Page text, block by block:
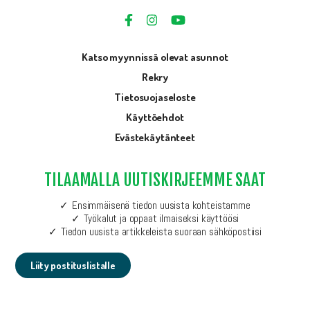
Katso myynnissä olevat asunnot
Rekry
Tietosuojaseloste
Käyttöehdot
Evästekäytänteet
TILAAMALLA UUTISKIRJEEMME SAAT
Ensimmäisenä tiedon uusista kohteistamme
Työkalut ja oppaat ilmaiseksi käyttöösi
Tiedon uusista artikkeleista suoraan sähköpostiisi
Liity postituslistalle